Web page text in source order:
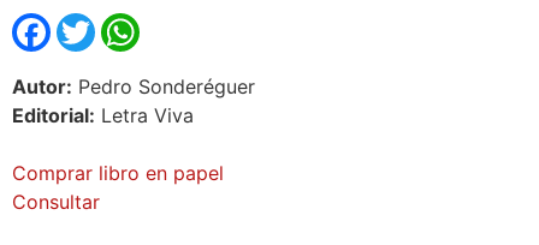
Facebook
Twitter
Autor: Pedro Sonderéguer
Editorial: Letra Viva
Comprar libro en papel
Consultar